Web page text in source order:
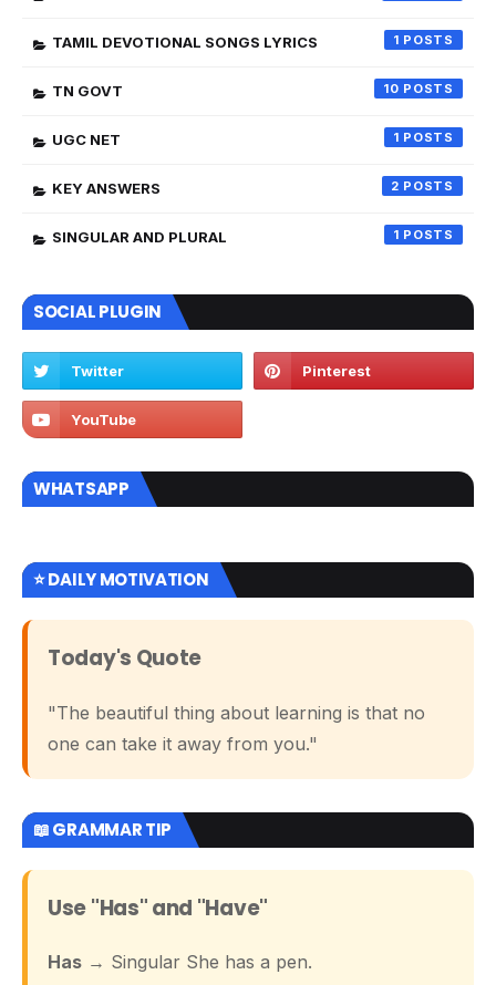
TAMIL DEVOTIONAL SONGS LYRICS 1
TN GOVT 10
UGC NET 1
KEY ANSWERS 2
SINGULAR AND PLURAL 1
SOCIAL PLUGIN
WHATSAPP
⭐ DAILY MOTIVATION
Today's Quote
"The beautiful thing about learning is that no
one can take it away from you."
📖 GRAMMAR TIP
Use "Has" and "Have"
Has → Singular She has a pen.